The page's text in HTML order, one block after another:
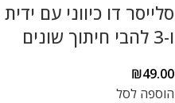
סלייסר דו כיווני עם ידית
ו-3 להבי חיתוך שונים
₪49.00
הוספה לסל